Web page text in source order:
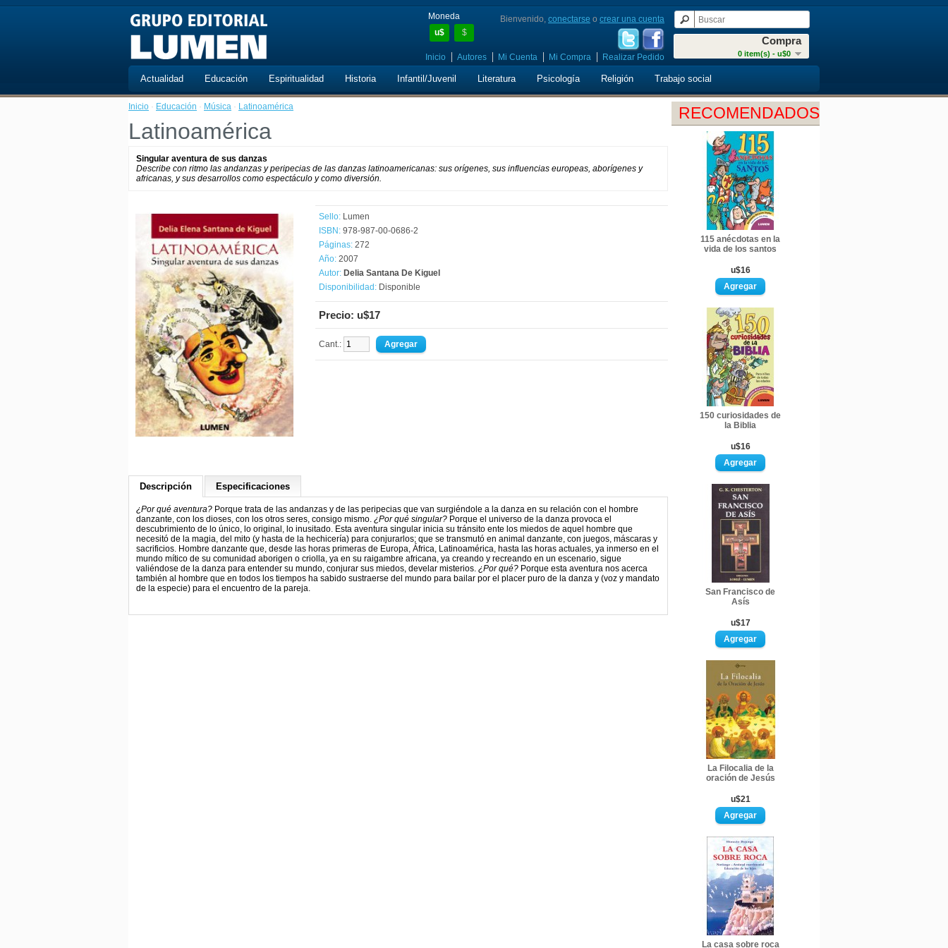
Moneda
u$
$
Compra
0 item(s) - u$0
Bienvenido, conectarse o crear una cuenta
Inicio Autores Mi Cuenta Mi Compra Realizar Pedido
Actualidad Educación Espiritualidad Historia Infantil/Juvenil Literatura Psicología Religión Trabajo social
RECOMENDADOS
115 anécdotas en la
vida de los santos
u$16
150 curiosidades de
la Biblia
u$16
San Francisco de
Asís
u$17
La Filocalia de la
oración de Jesús
u$21
La casa sobre roca
Inicio · Educación · Música · Latinoamérica
Latinoamérica
Singular aventura de sus danzas
Describe con ritmo las andanzas y peripecias de las danzas latinoamericanas: sus orígenes, sus influencias europeas, aborígenes y
africanas, y sus desarrollos como espectáculo y como diversión.
Sello: Lumen
ISBN: 978-987-00-0686-2
Páginas: 272
Año: 2007
Autor: Delia Santana De Kiguel
Disponibilidad: Disponible
Precio: u$17
Cant.:
Descripción Especificaciones
¿Por qué aventura? Porque trata de las andanzas y de las peripecias que van surgiéndole a la danza en su relación con el hombre
danzante, con los dioses, con los otros seres, consigo mismo. ¿Por qué singular? Porque el universo de la danza provoca el
descubrimiento de lo único, lo original, lo inusitado. Esta aventura singular inicia su tránsito ente los miedos de aquel hombre que
necesitó de la magia, del mito (y hasta de la hechicería) para conjurarlos; que se transmutó en animal danzante, con juegos, máscaras y
sacrificios. Hombre danzante que, desde las horas primeras de Europa, África, Latinoamérica, hasta las horas actuales, ya inmerso en el
mundo mítico de su comunidad aborigen o criolla, ya en su raigambre africana, ya creando y recreando en un escenario, sigue
valiéndose de la danza para entender su mundo, conjurar sus miedos, develar misterios. ¿Por qué? Porque esta aventura nos acerca
también al hombre que en todos los tiempos ha sabido sustraerse del mundo para bailar por el placer puro de la danza y (voz y mandato
de la especie) para el encuentro de la pareja.